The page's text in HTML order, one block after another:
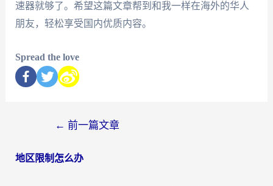
速器就够了。希望这篇文章帮到和我一样在海外的华人
朋友，轻松享受国内优质内容。
Spread the love
← 前一篇文章
地区限制怎么办